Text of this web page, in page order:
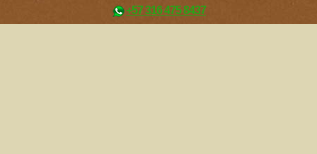
+57 316 475 8437